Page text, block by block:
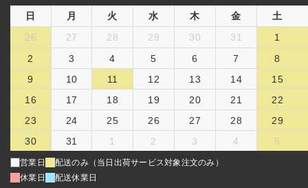
日 月 火 水 木 金
土
26
27 28 29 30 31
1
2
3 4 5 6 7
8
9
10 11 12 13 14
15
16
17 18 19 20 21
22
23
24 25 26 27 28
29
30
31 1 2 3 4 5
営業日
配送のみ（当日出荷サービス対象注文のみ）
休業日
配送休業日